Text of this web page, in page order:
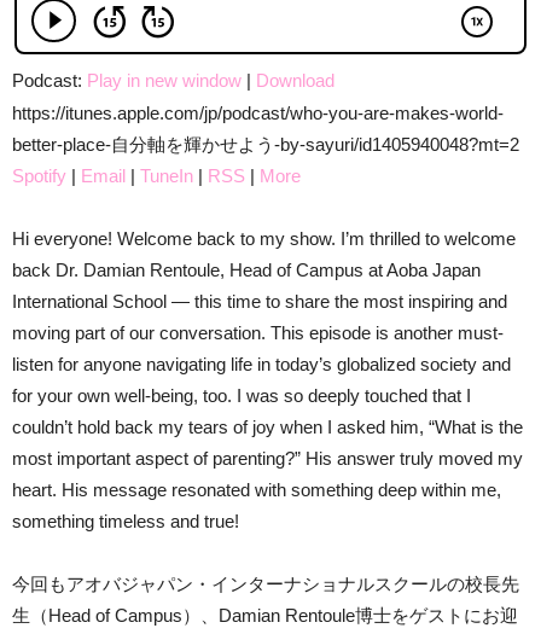
Podcast: Play in new window | Download
https://itunes.apple.com/jp/podcast/who-you-are-makes-world-
better-place-自分軸を輝かせよう-by-sayuri/id1405940048?mt=2
Spotify | Email | TuneIn | RSS | More
Hi everyone! Welcome back to my show. I’m thrilled to welcome
back Dr. Damian Rentoule, Head of Campus at Aoba Japan
International School — this time to share the most inspiring and
moving part of our conversation. This episode is another must-
listen for anyone navigating life in today’s globalized society and
for your own well-being, too. I was so deeply touched that I
couldn’t hold back my tears of joy when I asked him, “What is the
most important aspect of parenting?” His answer truly moved my
heart. His message resonated with something deep within me,
something timeless and true!
今回もアオバジャパン・インターナショナルスクールの校長先
生（Head of Campus）、Damian Rentoule博士をゲストにお迎